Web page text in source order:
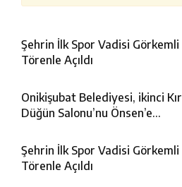
Şehrin İlk Spor Vadisi Görkemli
Törenle Açıldı
Onikişubat Belediyesi, ikinci Kır
Düğün Salonu’nu Önsen’e
Şehrin İlk Spor Vadisi Görkemli
Törenle Açıldı